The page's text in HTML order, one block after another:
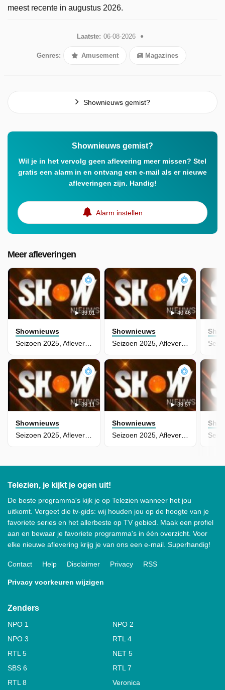
meest recente in augustus 2026.
Laatste: 06-08-2026
Genres: Amusement Magazines
Shownieuws gemist?
Shownieuws gemist?
Wil je in het vervolg geen aflevering meer missen? Stel
gratis een alarm in en ontvang een e-mail als er nieuwe
afleveringen zijn. Handig!
Alarm instellen
Meer afleveringen
39:01
Shownieuws
Seizoen 2025, Aflevering 258
40:46
Shownieuws
Seizoen 2025, Aflevering 257
39:11
Shownieuws
39:57
Shownieuws
Seizoen 2025, Aflevering 255
Telezien, je kijkt je ogen uit!
De beste programma's kijk je op Telezien wanneer het jou
uitkomt. Vergeet die tv-gids: wij houden jou op de hoogte van je
favoriete series en het allerbeste op TV gebied. Maak een profiel
aan en bewaar je favoriete programma's in één overzicht. Voor
elke nieuwe aflevering krijg je van ons een e-mail. Superhandig!
Contact Help Disclaimer Privacy RSS
Privacy voorkeuren wijzigen
Zenders
NPO 1
NPO 2
NPO 3
RTL 4
RTL 5
NET 5
SBS 6
RTL 7
RTL 8
Veronica